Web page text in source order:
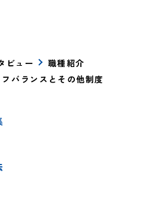
ビュー
職種紹介
バランスとその他制度